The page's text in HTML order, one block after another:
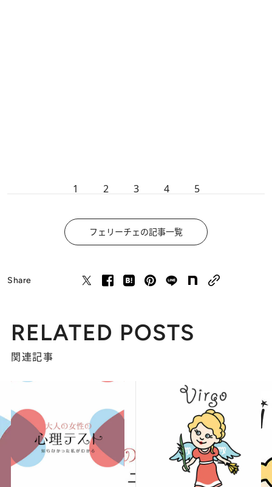
1 2 3 4 5
フェリーチェの記事一覧
Share
RELATED POSTS
関連記事